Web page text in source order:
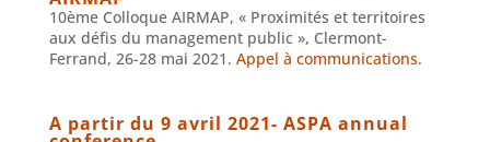
10ème Colloque AIRMAP, « Proximités et territoires
aux défis du management public », Clermont-
Ferrand, 26-28 mai 2021. Appel à communications.
A partir du 9 avril 2021- ASPA annual